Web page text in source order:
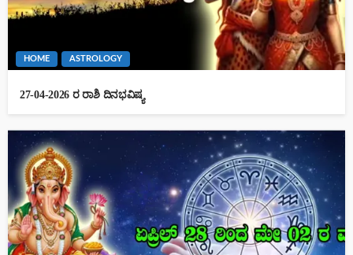
HOME ASTROLOGY
27-04-2026 ರ ರಾಶಿ ದಿನಭವಿಷ್ಯ